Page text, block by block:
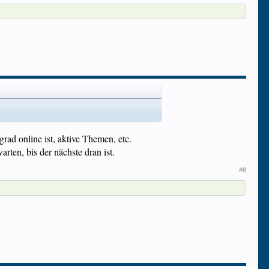
online ist, aktive Themen, etc.
bis der nächste dran ist.
#8